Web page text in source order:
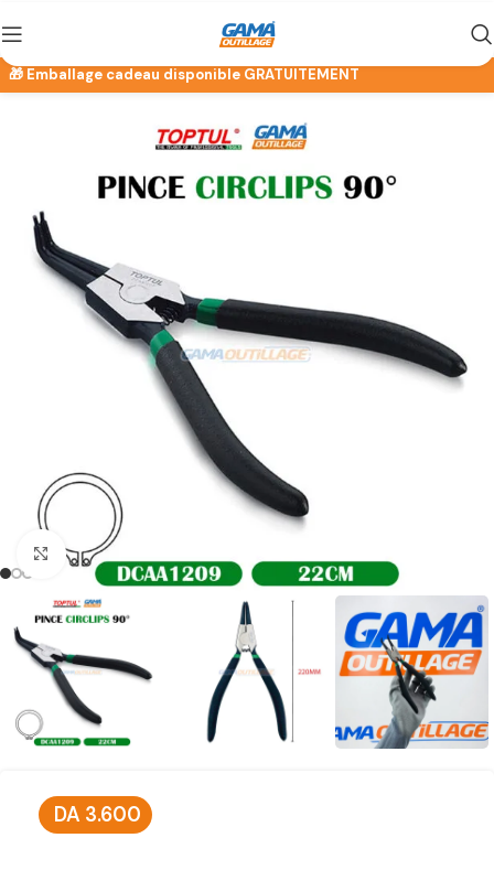
Click to enlarge
DA 3.600